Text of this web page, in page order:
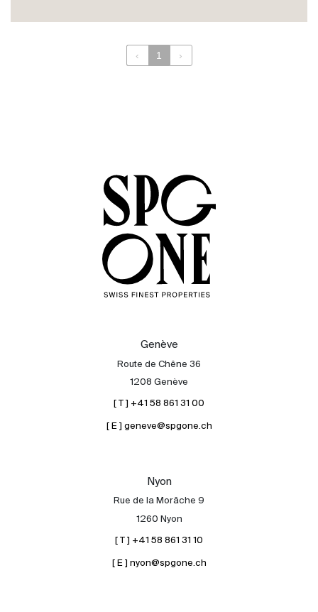
‹ 1 ›
Genève
Route de Chêne 36
1208 Genève
[ T ] +41 58 861 31 00
[ E ] geneve@spgone.ch
Nyon
Rue de la Morâche 9
1260 Nyon
[ T ] +41 58 861 31 10
[ E ] nyon@spgone.ch